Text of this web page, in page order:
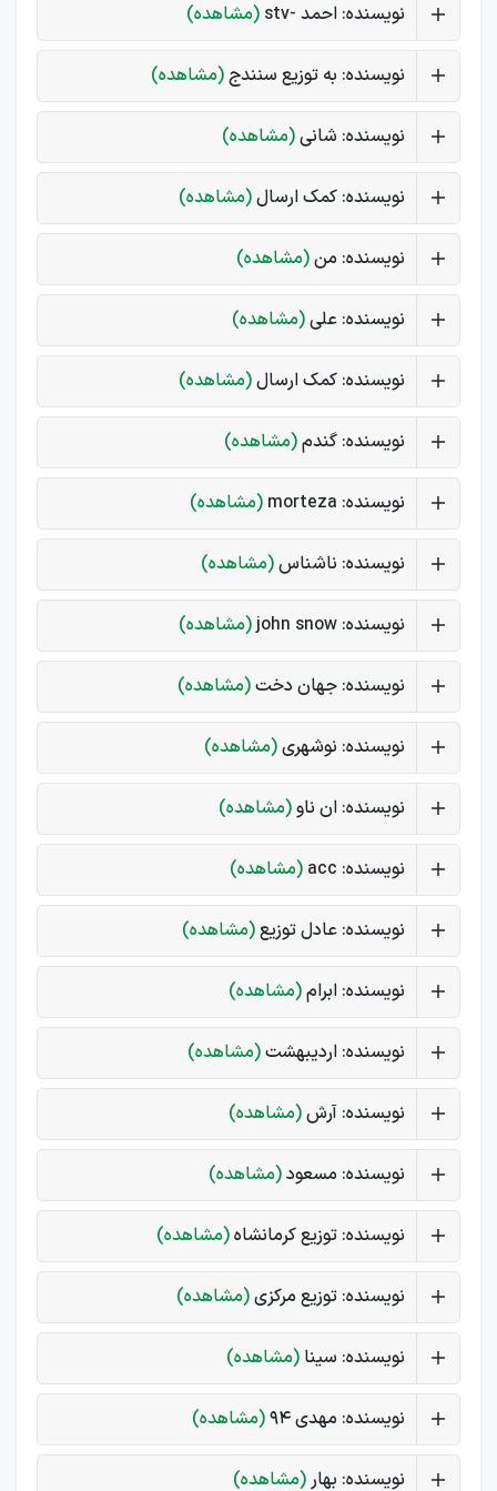
نویسنده: احمد -stv (مشاهده)
نویسنده: به توزیع سنندج(مشاهده)
نویسنده: شانی(مشاهده)
نویسنده: کمک ارسال(مشاهده)
نویسنده: من(مشاهده)
نویسنده: علی(مشاهده)
نویسنده: کمک ارسال(مشاهده)
نویسنده: گندم(مشاهده)
نویسنده: morteza (مشاهده)
نویسنده: ناشناس(مشاهده)
نویسنده: john snow (مشاهده)
نویسنده: جهان دخت(مشاهده)
نویسنده: نوشهری(مشاهده)
نویسنده: ان ناو(مشاهده)
نویسنده: acc (مشاهده)
نویسنده: عادل توزیع(مشاهده)
نویسنده: ابرام(مشاهده)
نویسنده: اردیبهشت(مشاهده)
نویسنده: آرش(مشاهده)
نویسنده: مسعود(مشاهده)
نویسنده: توزیع کرمانشاه(مشاهده)
نویسنده: توزیع مرکزی(مشاهده)
نویسنده: سینا (مشاهده)
نویسنده: مهدی 94 (مشاهده)
نویسنده: بهار(مشاهده)